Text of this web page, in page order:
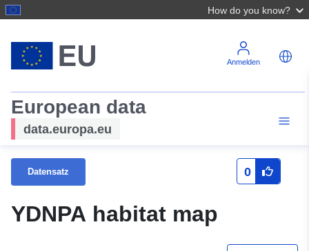
How do you know?
Anmelden
European data
data.europa.eu
Datensatz 0
YDNPA habitat map